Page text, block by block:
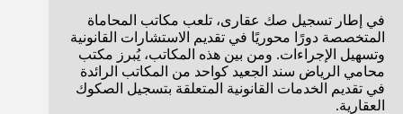
في إطار تسجيل صك عقارى، تلعب مكاتب المحاماة
المتخصصة دورًا محوريًا في تقديم الاستشارات القانونية
وتسهيل الإجراءات. ومن بين هذه المكاتب، يُبرز مكتب
محامي الرياض سند الجعيد كواحد من المكاتب الرائدة
في تقديم الخدمات القانونية المتعلقة بتسجيل الصكوك
العقارية.